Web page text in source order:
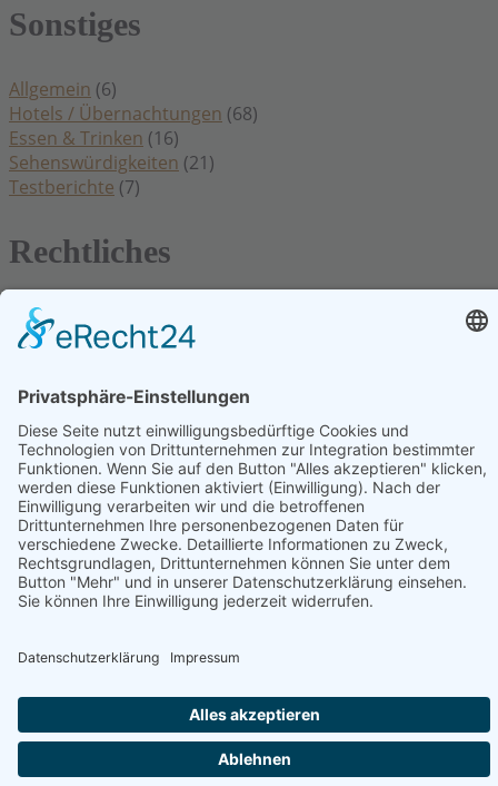
Sonstiges
Allgemein (6)
Hotels / Übernachtungen (68)
Essen & Trinken (16)
Sehenswürdigkeiten (21)
Testberichte (7)
Rechtliches
Datenschutzerklärung
Impressum
Cookie Einstellungen
Hinweis: Affiliatelinks/Werbelinks/Werbung
Die mit Sternchen ( ) gekennzeichneten Links sind sogenannte Affiliate-
Links. Wenn du auf so einen Affiliate-Link klickst und über diesen Link
einkaufst, bekomme ich von dem betreffenden Online-Shop oder
Anbieter eine Provision. Für dich verändert sich der Preis nicht.
Beiträge
Diese Artikel werden nur geschrieben, wenn wir dafür keine Auflagen
erhalten und frei schreiben und testen können.
© 2026 by Reisetante63 - Design & Service byBilder